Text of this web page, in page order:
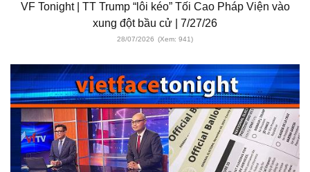
VF Tonight | TT Trump “lôi kéo” Tối Cao Pháp Viện vào
xung đột bầu cử | 7/27/26
28/07/2026 (Xem: 941)